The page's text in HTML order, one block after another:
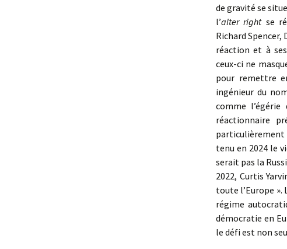
de gravité se
l’alter rightse
Richard
réaction et à
ceux-ci ne
pour remettre
ingénieur du
comme
réactionnaire
particulièrement
tenu en 2024 le
serait pas la
2022, Curtis
toute l’Europe
régime
démocratie en
le défi est non